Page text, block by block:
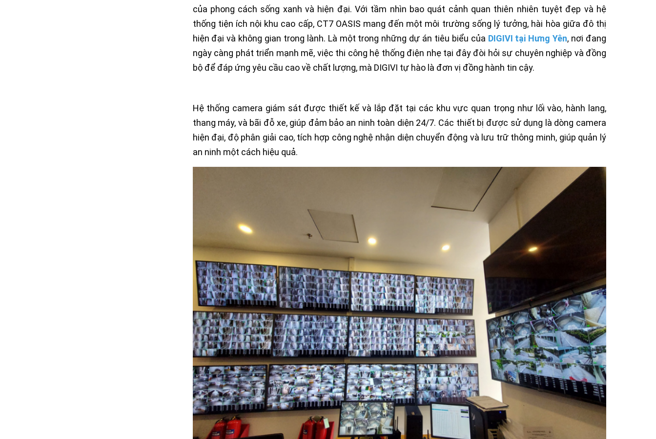
của phong cách sống xanh và hiện đại. Với tầm nhìn bao quát cảnh quan thiên nhiên tuyệt đẹp và hệ
thống tiện ích nội khu cao cấp, CT7 OASIS mang đến một môi trường sống lý tưởng, hài hòa giữa đô thị
hiện đại và không gian trong lành. Là một trong những dự án tiêu biểu của DIGIVI tại Hưng Yên, nơi đang
ngày càng phát triển mạnh mẽ, việc thi công hệ thống điện nhẹ tại đây đòi hỏi sự chuyên nghiệp và đồng
bộ để đáp ứng yêu cầu cao về chất lượng, mà DIGIVI tự hào là đơn vị đồng hành tin cậy.
Hệ thống camera giám sát được thiết kế và lắp đặt tại các khu vực quan trọng như lối vào, hành lang,
thang máy, và bãi đỗ xe, giúp đảm bảo an ninh toàn diện 24/7. Các thiết bị được sử dụng là dòng camera
hiện đại, độ phân giải cao, tích hợp công nghệ nhận diện chuyển động và lưu trữ thông minh, giúp quản lý
an ninh một cách hiệu quả.